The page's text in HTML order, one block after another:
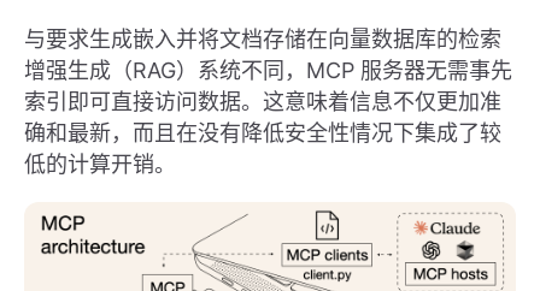
与要求生成嵌入并将文档存储在向量数据库的检索
增强生成（RAG）系统不同，MCP 服务器无需事先
索引即可直接访问数据。这意味着信息不仅更加准
确和最新，而且在没有降低安全性情况下集成了较
低的计算开销。